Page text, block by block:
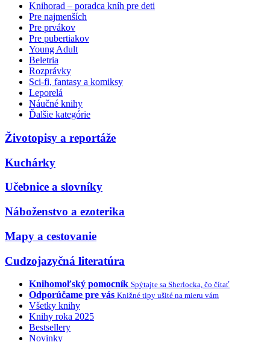
Knihorad – poradca kníh pre deti
Pre najmenších
Pre prvákov
Pre pubertiakov
Young Adult
Beletria
Rozprávky
Sci-fi, fantasy a komiksy
Leporelá
Náučné knihy
Ďalšie kategórie
Životopisy a reportáže
Kuchárky
Učebnice a slovníky
Náboženstvo a ezoterika
Mapy a cestovanie
Cudzojazyčná literatúra
Knihomoľský pomocník Spýtajte sa Sherlocka, čo čítať
Odporúčame pre vás Knižné tipy ušité na mieru vám
Všetky knihy
Knihy roka 2025
Bestsellery
Novinky